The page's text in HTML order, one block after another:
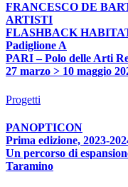
FRANCESCO DE
ARTISTI
FLASHBACK
Padiglione A
PARI – Polo delle Arti
27 marzo > 10 maggio
Progetti
PANOPTICON
Prima edizione, 2023-
Un percorso di
Taramino